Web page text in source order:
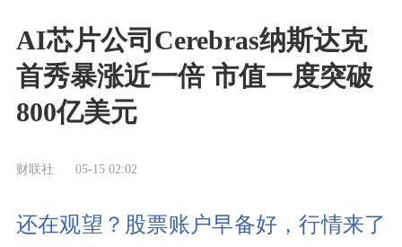
AI芯片公司Cerebras纳斯达克
首秀暴涨近一倍 市值一度突破
800亿美元
财联社 05-15 02:02
还在观望？股票账户早备好，行情来了